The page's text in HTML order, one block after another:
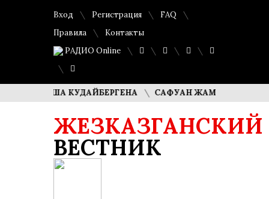
Вход Регистрация
FAQ
Правила
Контакты
РАДИО Online
ДИМАША КУДАЙБЕРГЕНА САФУАН ЖАМПЕИСОВ: «МЫ
ЖЕЗКАЗГАНСКИЙ
ВЕСТНИК